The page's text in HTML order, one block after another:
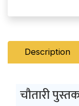
Description
चौतारी